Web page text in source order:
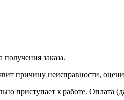
заказа.
причину неисправности,
приступает к работе. Оплата